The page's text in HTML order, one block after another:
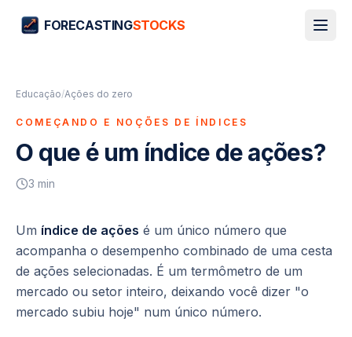
FORECASTINGSTOCKS
Educação/Ações do zero
COMEÇANDO E NOÇÕES DE ÍNDICES
O que é um índice de ações?
3 min
Um índice de ações é um único número que
acompanha o desempenho combinado de uma cesta
de ações selecionadas. É um termômetro de um
mercado ou setor inteiro, deixando você dizer "o
mercado subiu hoje" num único número.